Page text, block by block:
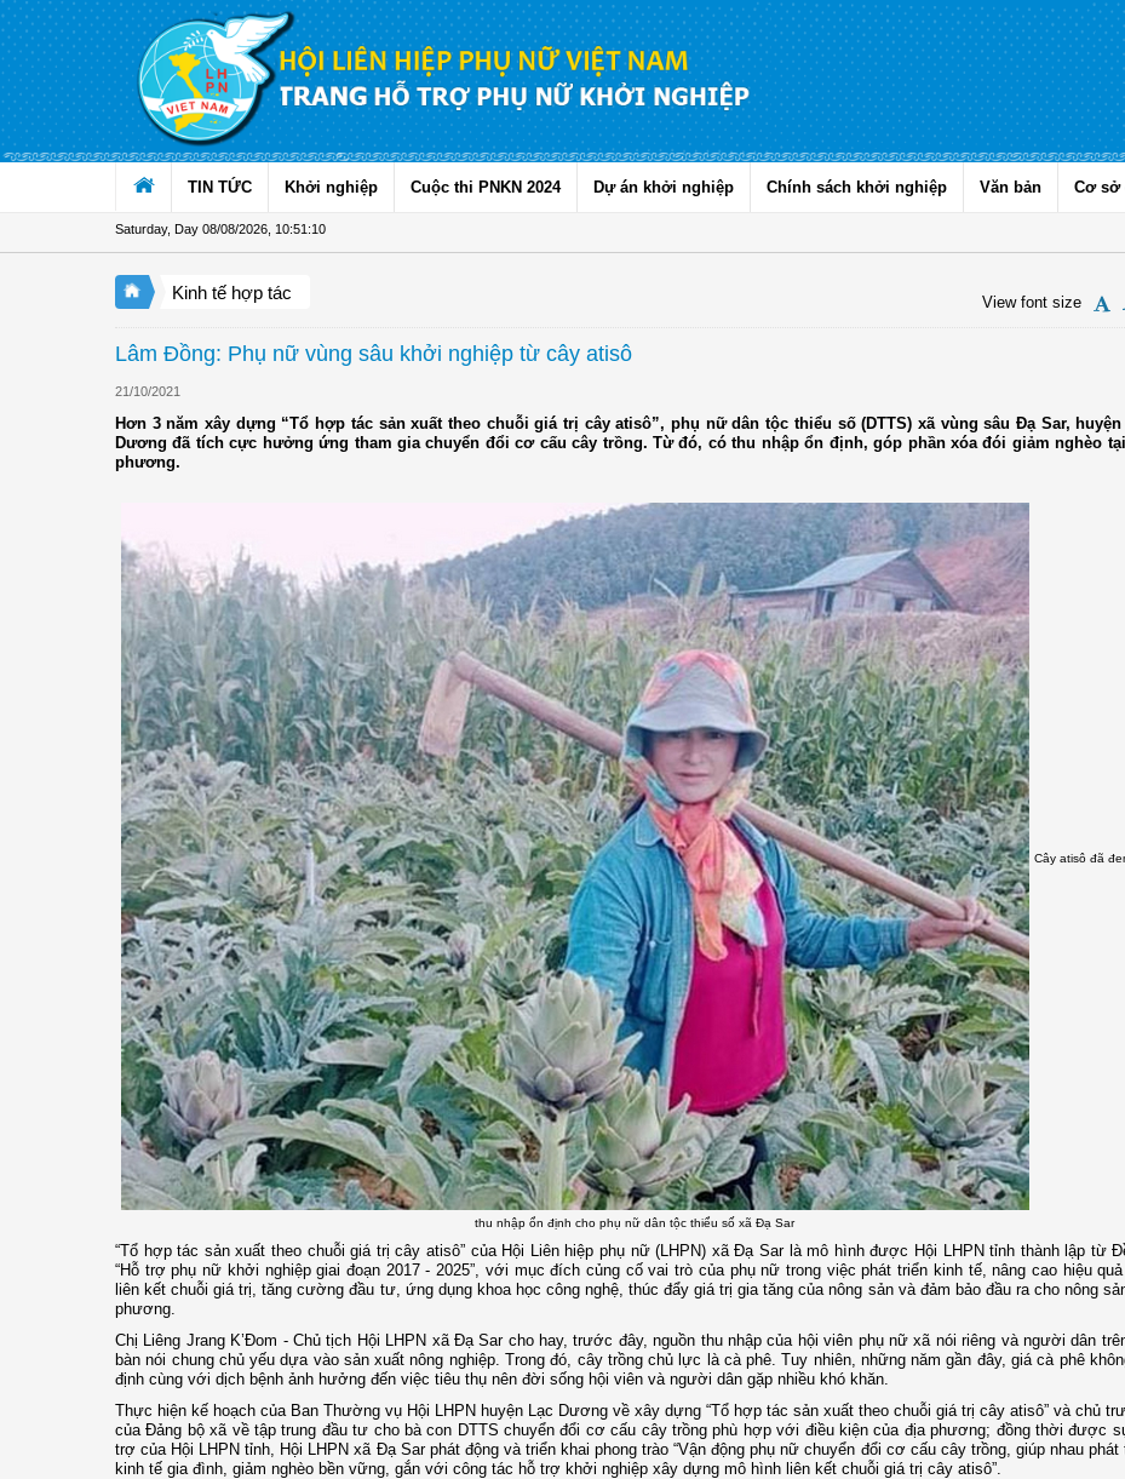
Skip to Content
TIN TỨC Khởi nghiệp Cuộc thi PNKN 2024 Dự án khởi nghiệp Chính sách khởi nghiệp Văn bản Cơ sở
Saturday, Day 08/08/2026 10:51:11
Kinh tế hợp tác View font size
Lâm Đồng: Phụ nữ vùng sâu khởi nghiệp từ cây atisô
21/10/2021
Hơn 3 năm xây dựng “Tổ hợp tác sản xuất theo chuỗi giá trị cây atisô”, phụ nữ dân tộc thiểu số (DTTS) xã vùng sâu Đạ Sar, huyện
Dương đã tích cực hưởng ứng tham gia chuyển đổi cơ cấu cây trồng. Từ đó, có thu nhập ổn định, góp phần xóa đói giảm nghèo
phương.
Cây atisô đã
thu nhập ổn định cho phụ nữ dân tộc thiểu số xã Đạ Sar
“Tổ hợp tác sản xuất theo chuỗi giá trị cây atisô” của Hội Liên hiệp phụ nữ (LHPN) xã Đạ Sar là mô hình được Hội LHPN tỉnh thành lập từ
“Hỗ trợ phụ nữ khởi nghiệp giai đoạn 2017 - 2025”, với mục đích củng cố vai trò của phụ nữ trong việc phát triển kinh tế, nâng cao hiệu
liên kết chuỗi giá trị, tăng cường đầu tư, ứng dụng khoa học công nghệ, thúc đẩy giá trị gia tăng của nông sản và đảm bảo đầu ra cho nông
phương.
Chị Liêng Jrang K’Đom - Chủ tịch Hội LHPN xã Đạ Sar cho hay, trước đây, nguồn thu nhập của hội viên phụ nữ xã nói riêng và người dân
bàn nói chung chủ yếu dựa vào sản xuất nông nghiệp. Trong đó, cây trồng chủ lực là cà phê. Tuy nhiên, những năm gần đây, giá cà phê
định cùng với dịch bệnh ảnh hưởng đến việc tiêu thụ nên đời sống hội viên và người dân gặp nhiều khó khăn.
Thực hiện kế hoạch của Ban Thường vụ Hội LHPN huyện Lạc Dương về xây dựng “Tổ hợp tác sản xuất theo chuỗi giá trị cây atisô” và chủ
của Đảng bộ xã về tập trung đầu tư cho bà con DTTS chuyển đổi cơ cấu cây trồng phù hợp với điều kiện của địa phương; đồng thời được
trợ của Hội LHPN tỉnh, Hội LHPN xã Đạ Sar phát động và triển khai phong trào “Vận động phụ nữ chuyển đổi cơ cấu cây trồng, giúp nhau phát
kinh tế gia đình, giảm nghèo bền vững, gắn với công tác hỗ trợ khởi nghiệp xây dựng mô hình liên kết chuỗi giá trị cây atisô”.